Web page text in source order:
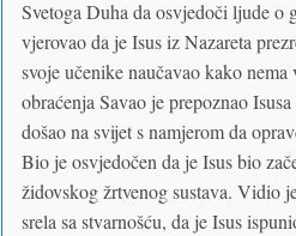
Svetoga Duha da osvjedoči ljude o
vjerovao da je Isus iz Nazareta
svoje učenike naučavao kako
obraćenja Savao je prepoznao
došao na svijet s namjerom da
Bio je osvjedočen da je Isus bio
židovskog žrtvenog sustava. Vidio
srela sa stvarnošću, da je Isus